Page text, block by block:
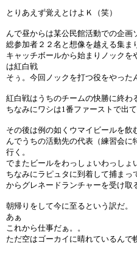
とりあえず覚えとけよＫ（笑）
んで昼からは某公民館活動での企画
総参加者２２名と想像を越える集ま
キャッチボールから始まりノック
は紅白戦
そぅ。今回ノックを打つ役をやっ
紅白戦はうちのチームの快勝に終わ
ちなみにワシは1番ファーストで出
その後は例の如くウマイビールを飲
んでうちの活動先の代表（練習会
行く。
でまたビールをわっしょいわっし
ちなみにラピュタに到着して捕ま
からグレネードランチャーを受け
朝帰りをして今に至るという訳だ。
あぁ
これから仕事だぁ。。
ただ空はゴーカイに晴れているんで